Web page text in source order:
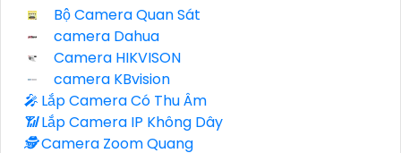
Bộ Camera Quan Sát
camera Dahua
Camera HIKVISON
camera KBvision
️🎤️ Lắp Camera Có Thu Âm
📶Lắp Camera IP Không Dây
🕵️Camera Zoom Quang